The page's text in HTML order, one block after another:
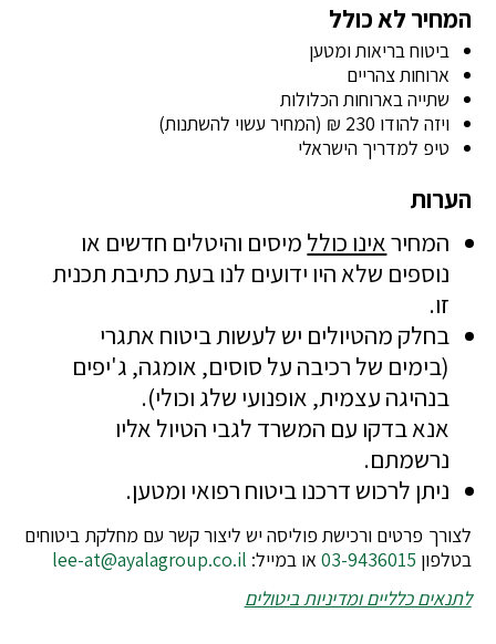
המחיר לא כולל
ביטוח בריאות ומטען
ארוחות צהריים
שתייה בארוחות הכלולות
ויזה להודו 230 ₪ (המחיר עשוי להשתנות)
טיפ למדריך הישראלי
הערות
המחיראינו כולל מיסים והיטלים חדשים או
נוספים שלא היו ידועים לנו בעת כתיבת תכנית
זו.
בחלק מהטיולים יש לעשות ביטוח אתגרי
(בימים של רכיבה על סוסים, אומגה, ג'יפים
בנהיגה עצמית, אופנועי שלג וכולי).
אנא בדקו עם המשרד לגבי הטיול אליו
נרשמתם.
ניתן לרכוש דרכנו ביטוח רפואי ומטען.
לצורך פרטים ורכישת פוליסה יש ליצור קשר עם מחלקת ביטוחים
בטלפון 03-9436015 או במייל: lee-at@ayalagroup.co.il
לתנאים כלליים ומדיניות ביטולים